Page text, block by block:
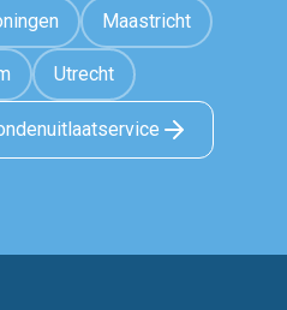
Maastricht
Utrecht